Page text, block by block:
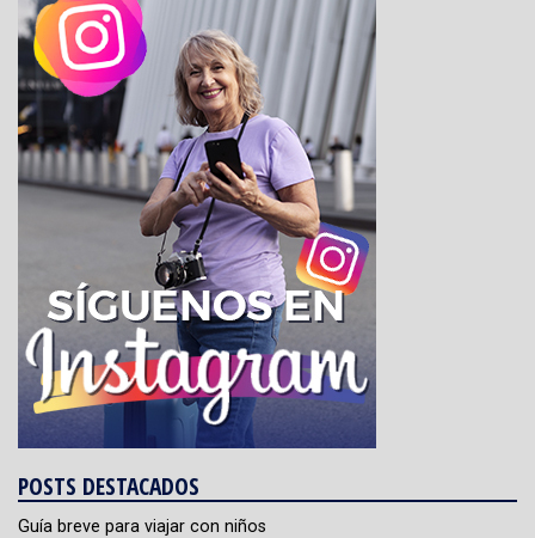
POSTS DESTACADOS
Guía breve para viajar con niños